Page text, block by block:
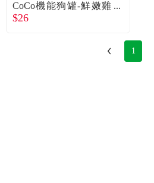
CoCo機能狗罐-鮮嫩雞
肉+起司80g
$26
1